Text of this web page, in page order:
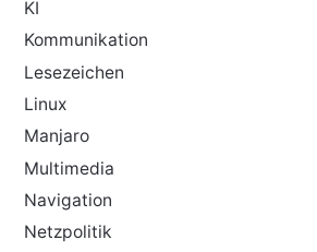
KI
Kommunikation
Lesezeichen
Linux
Manjaro
Multimedia
Navigation
Netzpolitik